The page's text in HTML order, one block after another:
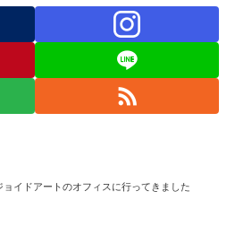
ョイドアートのオフィスに行ってきました